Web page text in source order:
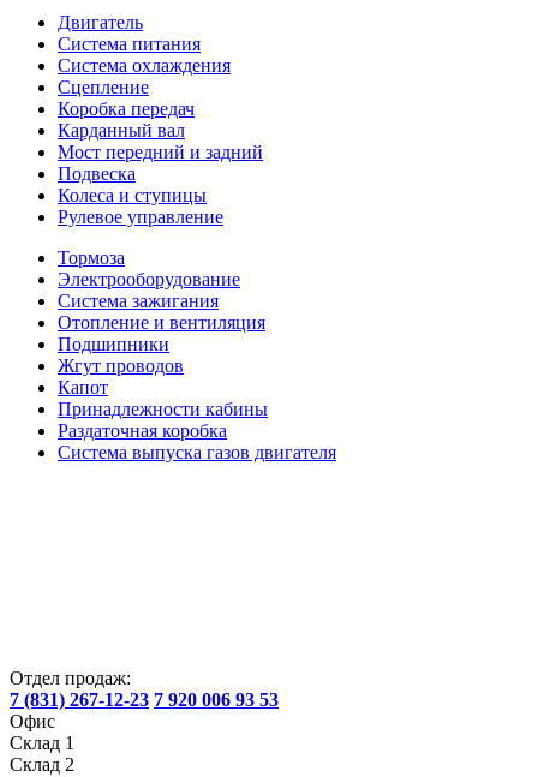
Двигатель
Система питания
Система охлаждения
Сцепление
Коробка передач
Карданный вал
Мост передний и задний
Подвеска
Колеса и ступицы
Рулевое управление
Тормоза
Электрооборудование
Система зажигания
Отопление и вентиляция
Подшипники
Жгут проводов
Капот
Принадлежности кабины
Раздаточная коробка
Система выпуска газов двигателя
Отдел продаж:
7 (831) 267-12-23 7 920 006 93 53
Офис
Склад 1
Склад 2